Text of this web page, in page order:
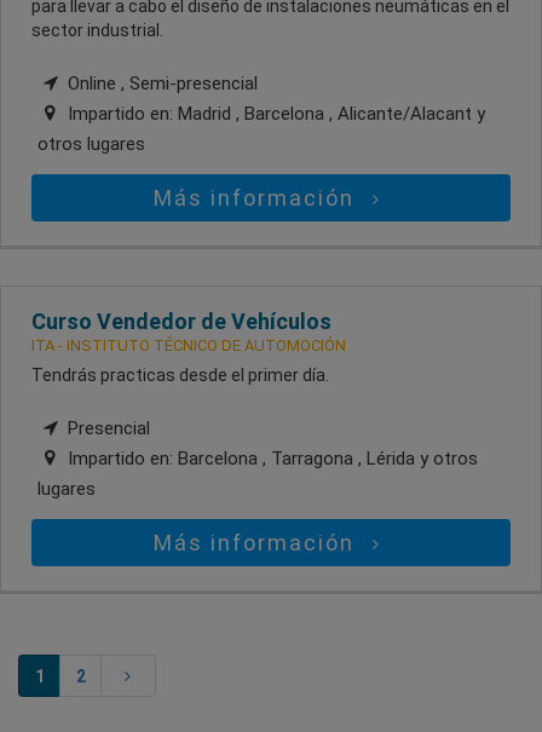
para llevar a cabo el diseño de instalaciones neumáticas en el
sector industrial.
Online , Semi-presencial
Impartido en: Madrid , Barcelona , Alicante/Alacant y
otros lugares
Más información
Curso Vendedor de Vehículos
ITA - INSTITUTO TÉCNICO DE AUTOMOCIÓN
Tendrás practicas desde el primer día.
Presencial
Impartido en: Barcelona , Tarragona , Lérida y otros
lugares
Más información
1 2